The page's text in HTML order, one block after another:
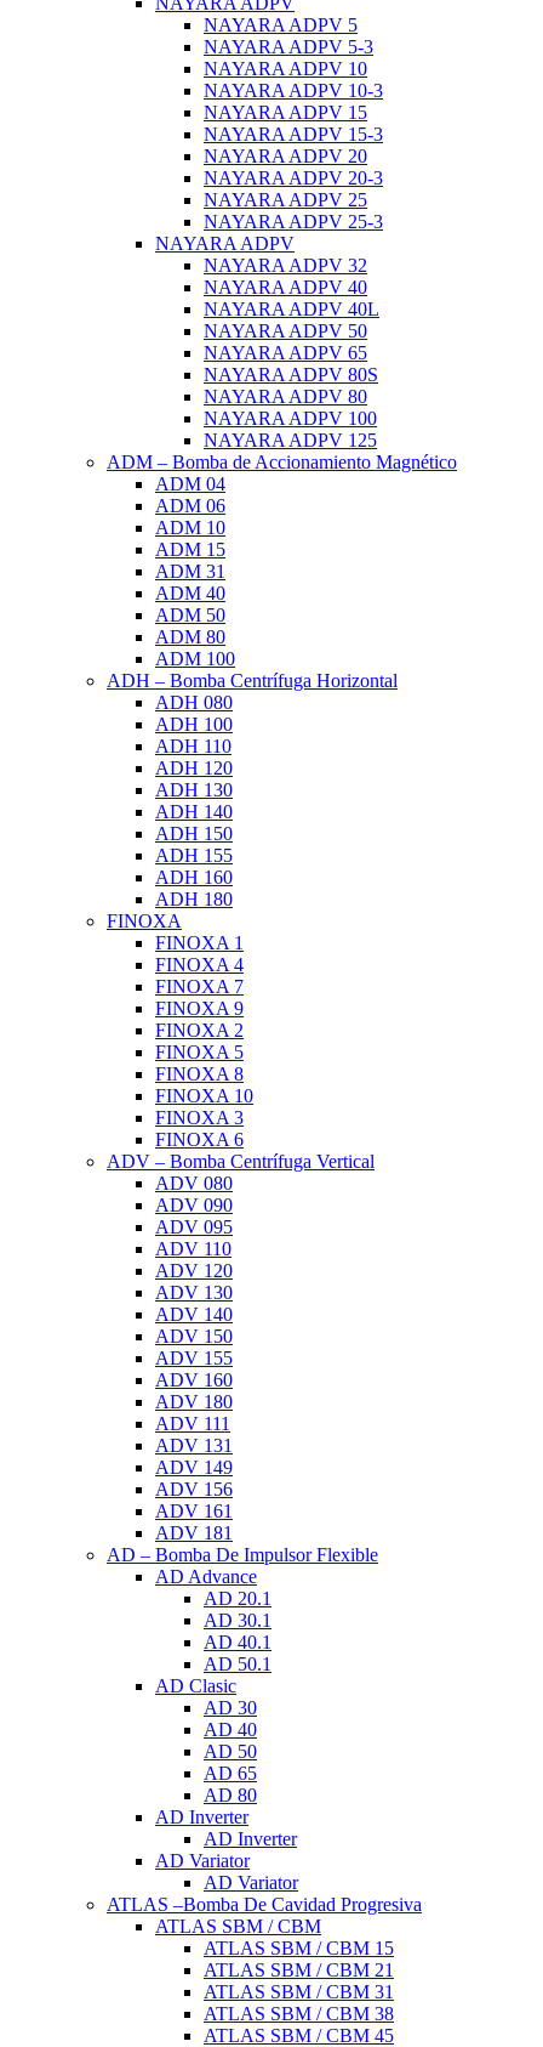
NAYARA ADPV 5
NAYARA ADPV 5-3
NAYARA ADPV 10
NAYARA ADPV 10-3
NAYARA ADPV 15
NAYARA ADPV 15-3
NAYARA ADPV 20
NAYARA ADPV 20-3
NAYARA ADPV 25
NAYARA ADPV 25-3
NAYARA ADPV
NAYARA ADPV 32
NAYARA ADPV 40
NAYARA ADPV 40L
NAYARA ADPV 50
NAYARA ADPV 65
NAYARA ADPV 80S
NAYARA ADPV 80
NAYARA ADPV 100
NAYARA ADPV 125
ADM – Bomba de Accionamiento Magnético
ADM 04
ADM 06
ADM 10
ADM 15
ADM 31
ADM 40
ADM 50
ADM 80
ADM 100
ADH – Bomba Centrífuga Horizontal
ADH 080
ADH 100
ADH 110
ADH 120
ADH 130
ADH 140
ADH 150
ADH 155
ADH 160
ADH 180
FINOXA
FINOXA 1
FINOXA 4
FINOXA 7
FINOXA 9
FINOXA 2
FINOXA 5
FINOXA 8
FINOXA 10
FINOXA 3
FINOXA 6
ADV – Bomba Centrífuga Vertical
ADV 080
ADV 090
ADV 095
ADV 110
ADV 120
ADV 130
ADV 140
ADV 150
ADV 155
ADV 160
ADV 180
ADV 111
ADV 131
ADV 149
ADV 156
ADV 161
ADV 181
AD – Bomba De Impulsor Flexible
AD Advance
AD 20.1
AD 30.1
AD 40.1
AD 50.1
AD Clasic
AD 30
AD 40
AD 50
AD 65
AD 80
AD Inverter
AD Inverter
AD Variator
AD Variator
ATLAS –Bomba De Cavidad Progresiva
ATLAS SBM / CBM
ATLAS SBM / CBM 15
ATLAS SBM / CBM 21
ATLAS SBM / CBM 31
ATLAS SBM / CBM 38
ATLAS SBM / CBM 45